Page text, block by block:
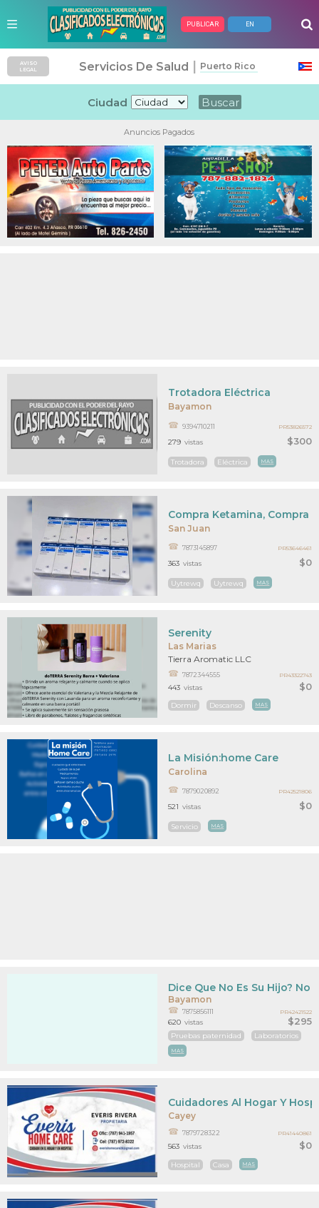
PUBLICAR EN
Anuncios Pagados
Bayamon
$300
Trotadora Eléctrica
9394710211
Trotadora Eléctrica MAS
279 vistas
PR53826572
San Juan
$0
Compra Ketamina, Compra
7873145897
Uytrewq Uytrewq MAS
363 vistas
PR53646461
Las Marias
$0
Serenity
Tierra Aromatic LLC
7872344555
Dormir Descanso MAS
443 vistas
PR43322743
Carolina
$0
La Misión:home Care
7879020892
Servicio MAS
521 vistas
PR42521806
Bayamon
$295
Dice Que No Es Su Hijo? No
7875856111
Pruebas paternidad Laboratorios
MAS
620 vistas
PR42421522
Cayey
$0
Cuidadores Al Hogar Y
7879728322
Hospital Casa MAS
563 vistas
PR41440861
AVISO
LEGAL
Servicios De Salud Puerto Rico
Ciudad